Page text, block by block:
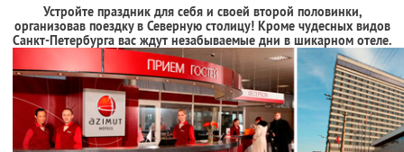
Устройте праздник для себя и своей второй половинки,
организовав поездку в Северную столицу! Кроме чудесных видов
Санкт-Петербурга вас ждут незабываемые дни в шикарном отеле.